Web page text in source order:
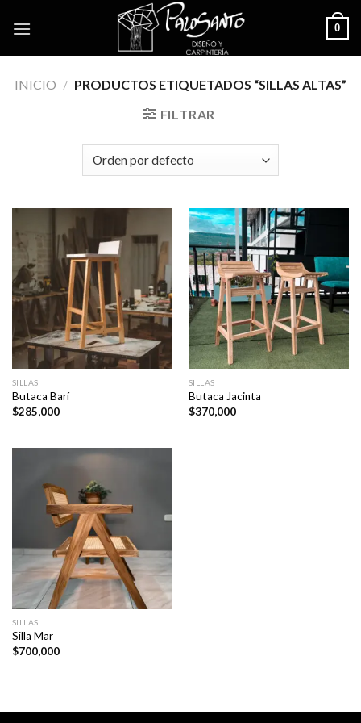
0
INICIO / PRODUCTOS ETIQUETADOS “SILLAS ALTAS”
FILTRAR
SILLAS
Butaca Barí
$285,000
SILLAS
Butaca Jacinta
$370,000
SILLAS
Silla Mar
$700,000